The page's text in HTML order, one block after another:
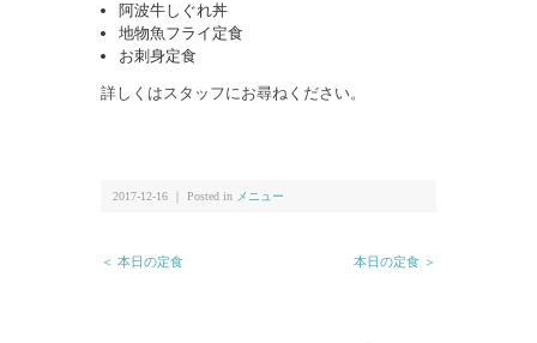
阿波牛しぐれ丼
地物魚フライ定食
お刺身定食
詳しくはスタッフにお尋ねください。
2017-12-16 ｜ Posted in メニュー
＜ 本日の定食 本日の定食 ＞